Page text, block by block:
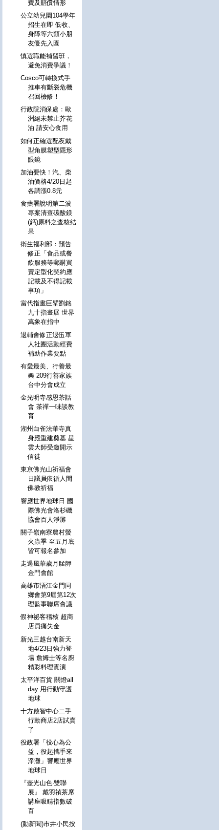
費及賠償情形
公立幼兒園104學年
招生在即 低收、
身障等六類小朋
友優先入園
慎選職能補習班，
避免消費爭議！
Cosco可轉換式手
推車有斷裂危機
召回檢修！
行政院消保處：歐
洲絕未禁止芥花
油 請安心食用
如何正確選配夜戴
型角膜塑型隱形
眼鏡
加油要快！汽、柴
油價格4/20日起
各調漲0.8元
食藥署說明第二波
專案清查碳酸鎂
(鈣)原料之查核結
果
衛生福利部：預告
修正「食品或餐
飲服務等郵購買
賣定型化契約應
記載及不得記載
事項」
當代指畫巨擘劉銘
九十指畫展 世界
萬象在指中
退輔會修正退伍軍
人社團活動經費
補助作業要點
有愛最美、行善最
樂 209行善家族
台中分會成立
金光明寺感恩茶話
會 茶禪一味談教
育
湖州白雀法華寺真
身殿重建奠基 星
雲大師受邀開示
信徒
東京佛光山祈福會
日議員依循人間
佛教祈福
響應世界地球日 國
際佛光會洛杉磯
協會百人淨灘
關子嶺南寮農村螢
火蟲季 至五月底
皆可報名參加
走過風華歲月艋舺
金門會館
高雄市浯江金門同
鄉會第9屆第12次
理監事聯席會議
假神祕客稽核 超商
店員痛失金
新光三越台南新天
地4/23日強力登
場 詹姆士等名廚
精彩料理實演
太平洋百貨 關燈all
day 用行動守護
地球
十方啟智中心二手
行動商店2店試賣
了
役政署「役心為公
益，役起攜手來
淨灘」響應世界
地球日
『壺光山色‧雙聯
展』 戴羽禎茶席
講座吸睛指數破
百
(動新聞)市井小民按